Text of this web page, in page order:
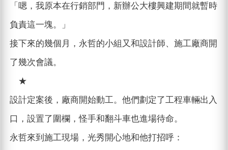
「嗯，我原本在行銷部門，新辦公大樓興建期間就暫時
負責這一塊。」
接下來的幾個月，永哲的小組又和設計師、施工廠商開
了幾次會議。
★
設計定案後，廠商開始動工。他們劃定了工程車輛出入
口，設置了圍欄，怪手和翻斗車也進場待命。
永哲來到施工現場，光秀開心地和他打招呼：